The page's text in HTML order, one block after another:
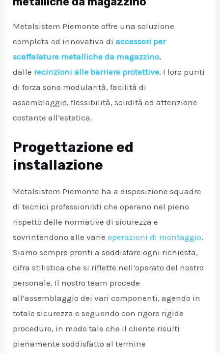
Metalsistem Piemonte offre una soluzione
completa ed innovativa diaccessori per
scaffalature metalliche da magazzino,
dalle recinzioni alle barriere protettive. I loro punti
di forza sono modularità, facilità di
assemblaggio, flessibilità, solidità ed attenzione
costante all’estetica.
Progettazione ed
installazione
Metalsistem Piemonte ha a disposizione squadre
di tecnici professionisti che operano nel pieno
rispetto delle normative di sicurezza e
sovrintendono alle varieoperazioni di montaggio.
Siamo sempre pronti a soddisfare ogni richiesta,
cifra stilistica che si riflette nell’operato del nostro
personale. Il nostro team procede
all’assemblaggio dei vari componenti, agendo in
totale sicurezza e seguendo con rigore rigide
procedure, in modo tale che il cliente risulti
pienamente soddisfatto al termine